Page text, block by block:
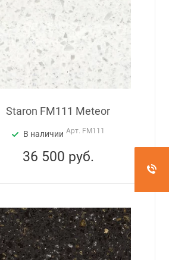
Staron FM111 Meteor
В наличии Арт. FM111
36 500 руб.